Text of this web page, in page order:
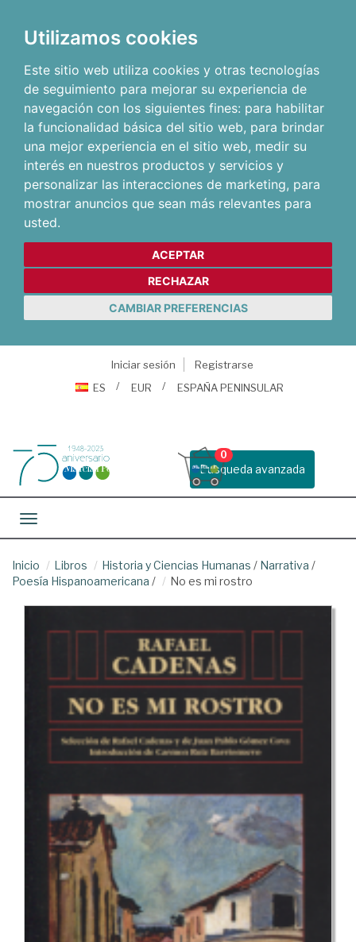
Utilizamos cookies
Este sitio web utiliza cookies y otras tecnologías
de seguimiento para mejorar su experiencia de
navegación con los siguientes fines: para habilitar
la funcionalidad básica del sitio web, para brindar
una mejor experiencia en el sitio web, medir su
interés en nuestros productos y servicios y
personalizar las interacciones de marketing, para
mostrar anuncios que sean más relevantes para
usted.
ACEPTAR
RECHAZAR
CAMBIAR PREFERENCIAS
Iniciar sesión
Registrarse
ES
EUR ESPAÑA PENINSULAR
Busqueda avanzada
0
Toggle navigation
Inicio Libros Historia y Ciencias Humanas / Narrativa /
Poesía Hispanoamericana / No es mi rostro